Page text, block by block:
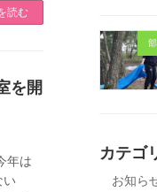
読む
を開
年は
い
カテゴ
お知ら